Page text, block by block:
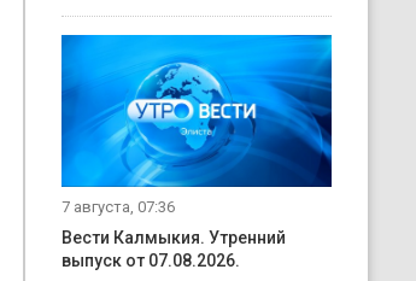
7 августа, 07:36
Вести Калмыкия. Утренний
выпуск от 07.08.2026.